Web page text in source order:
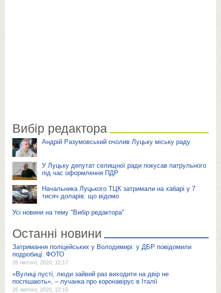
Вибір редактора
Андрій Разумовський очолив Луцьку міську раду
У Луцьку депутат селищної ради покусав патрульного
під час оформлення ПДР
Начальника Луцького ТЦК затримали на хабарі у 7
тисяч доларів: що відомо
Усі новини на тему "Вибір редактора"
Останні новини
Затримання поліцейських у Володимирі: у ДБР повідомили
подробиці. ФОТО
26 лютого, 2020, 12:17
«Вулиці пусті, люди зайвий раз виходити на двір не
поспішають», – лучанка про коронавірус в Італії
26 лютого, 2020, 12:15